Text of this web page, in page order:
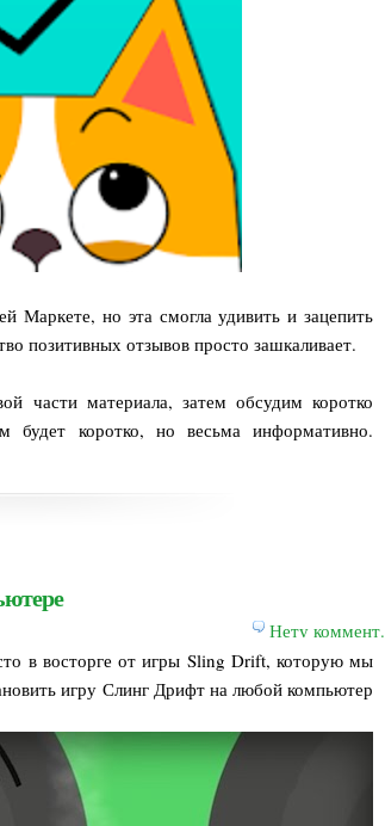
Маркете, но эта смогла удивить и зацепить
позитивных отзывов просто зашкаливает.
части материала, затем обсудим коротко
коротко, но весьма информативно.
Нету коммент.
в восторге от игры Sling Drift, которую мы
игру Слинг Дрифт на любой компьютер